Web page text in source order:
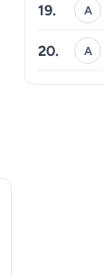
19. A
20. A